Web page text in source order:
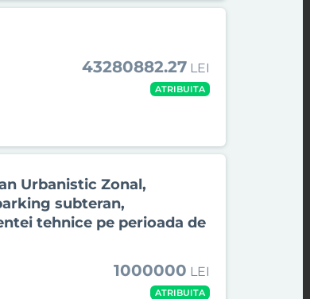
43280882.27LEI
ATRIBUITA
Urbanistic Zonal,
subteran,
tehnice pe perioada de
1000000 LEI
ATRIBUITA